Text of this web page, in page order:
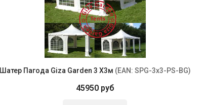
Шатер Пагода Giza Garden 3 Х3м (EAN: SPG-3x3-PS-BG)
45950 руб